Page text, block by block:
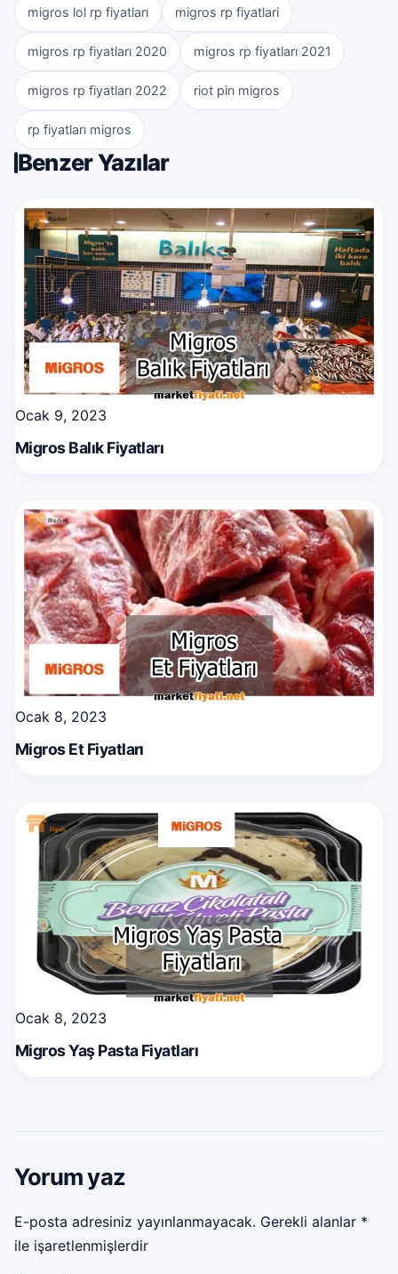
migros lol rp fiyatları migros rp fiyatlari
migros rp fiyatları 2020 migros rp fiyatları 2021
migros rp fiyatları 2022 riot pin migros
rp fiyatları migros
Benzer Yazılar
Ocak 9, 2023
Migros Balık Fiyatları
Ocak 8, 2023
Migros Et Fiyatları
Ocak 8, 2023
Migros Yaş Pasta Fiyatları
Yorum yaz
E-posta adresiniz yayınlanmayacak. Gerekli alanlar *
ile işaretlenmişlerdir